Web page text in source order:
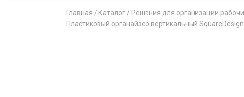
Главная / Каталог / Решения для организации
Пластиковый органайзер вертикальный